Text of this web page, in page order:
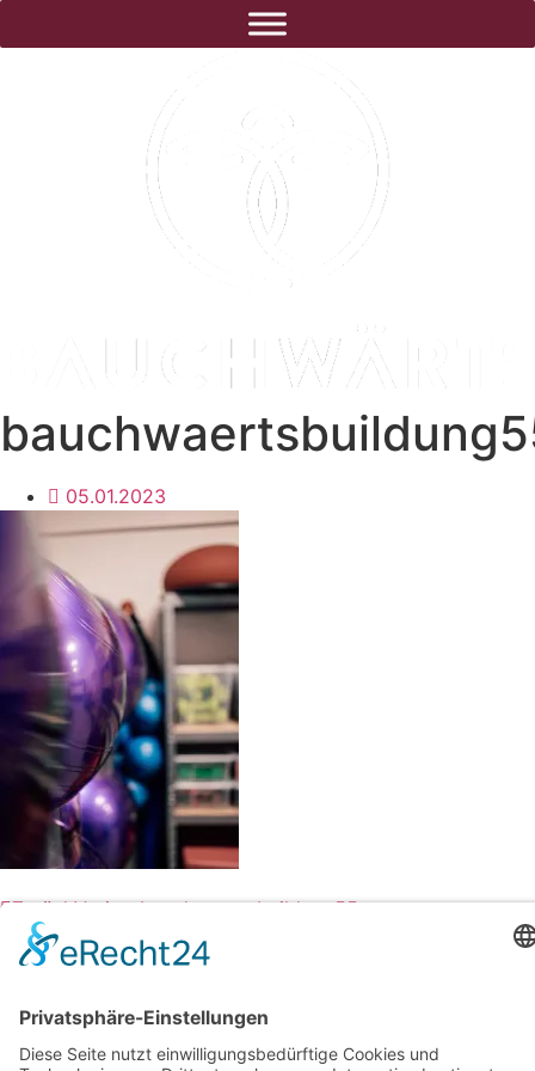
05.01.2023
ZurückVorigerbauchwaertsbuildung55
Startseite
Impressum
Barrierefreiheitserklärung
Vertrag widerrufen